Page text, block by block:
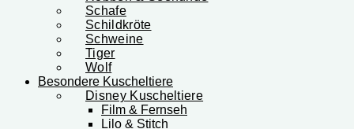
Schafe
Schildkröte
Schweine
Tiger
Wolf
Besondere Kuscheltiere
Disney Kuscheltiere
Film & Fernseh
Lilo & Stitch